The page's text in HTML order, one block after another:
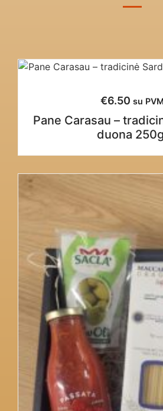
€6.50 su PVM
Pane Carasau –
duona